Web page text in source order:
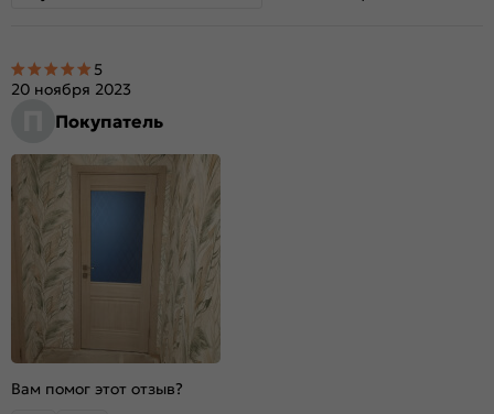
Покупатель
20 ноября 2023
5
Вам помог этот отзыв?